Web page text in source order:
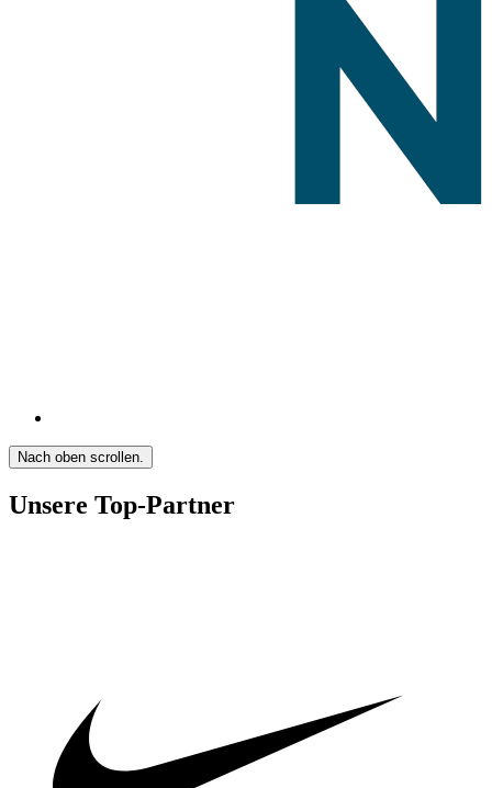
Nach oben scrollen.
Unsere Top-Partner